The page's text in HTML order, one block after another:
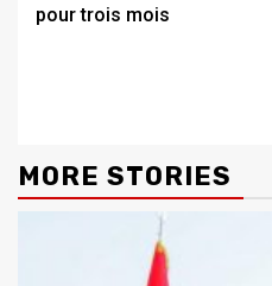
pour trois mois
MORE STORIES